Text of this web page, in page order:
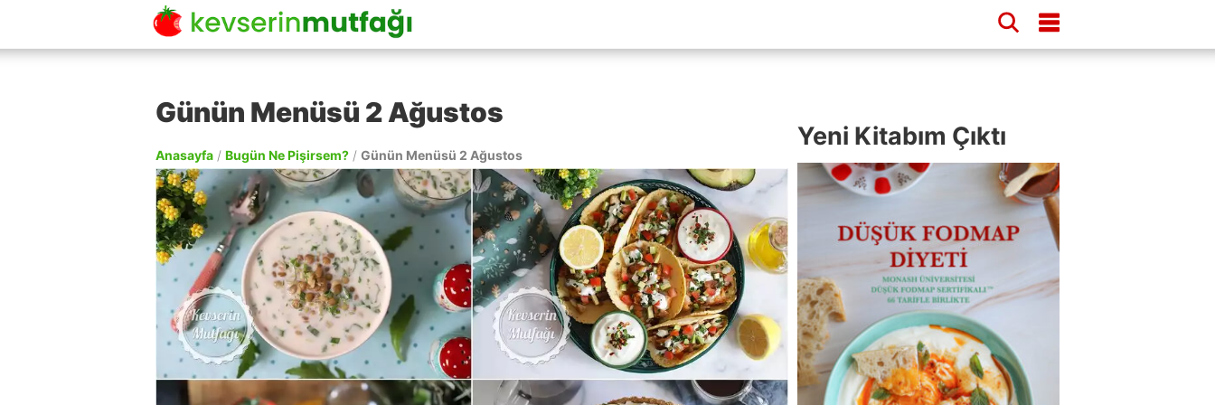
Günün Menüsü 2 Ağustos
Anasayfa / Bugün Ne Pişirsem? / Günün Menüsü 2 Ağustos
Yeni Kitabım Çıktı